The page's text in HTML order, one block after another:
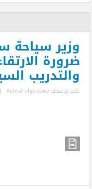
وزير سياحة
ضرورة
والتدريب
كتب بواسطةAshraf elgedawy
|